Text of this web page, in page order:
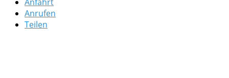
Anrufen
Teilen